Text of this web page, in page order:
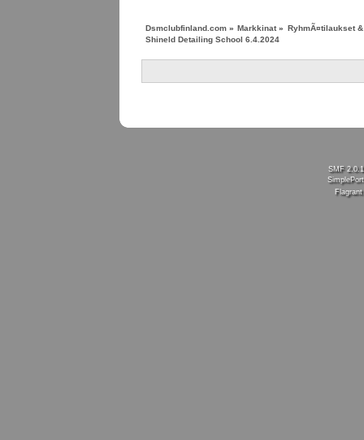
Dsmclubfinland.com» Markkinat» RyhmÃ¤tilaukset
Shineld Detailing School 6.4.2024
SMF